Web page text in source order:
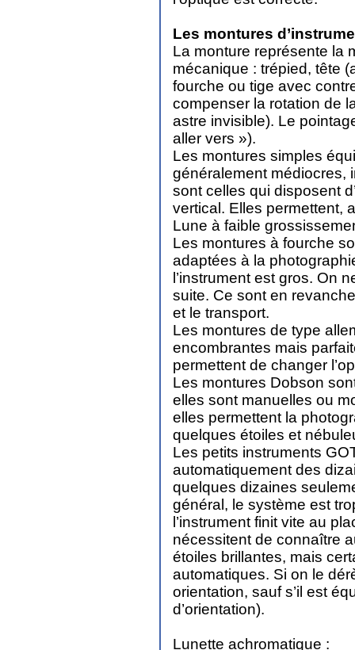
Les montures
La monture représente la
mécanique : trépied, tête
fourche ou tige avec
compenser la rotation de
astre invisible). Le
aller vers »).
Les montures simples
généralement médiocres,
sont celles qui disposent
vertical. Elles permettent,
Lune à faible
Les montures à fourche
adaptées à la
l’instrument est gros. On
suite. Ce sont en
et le transport.
Les montures de type
encombrantes mais
permettent de changer
Les montures Dobson
elles sont manuelles ou
elles permettent la
quelques étoiles et
Les petits instruments
automatiquement des
quelques dizaines
général, le système est
l’instrument finit vite au
nécessitent de connaître
étoiles brillantes, mais
automatiques. Si on le
orientation, sauf s’il est
d’orientation).
Lunette achromatique :